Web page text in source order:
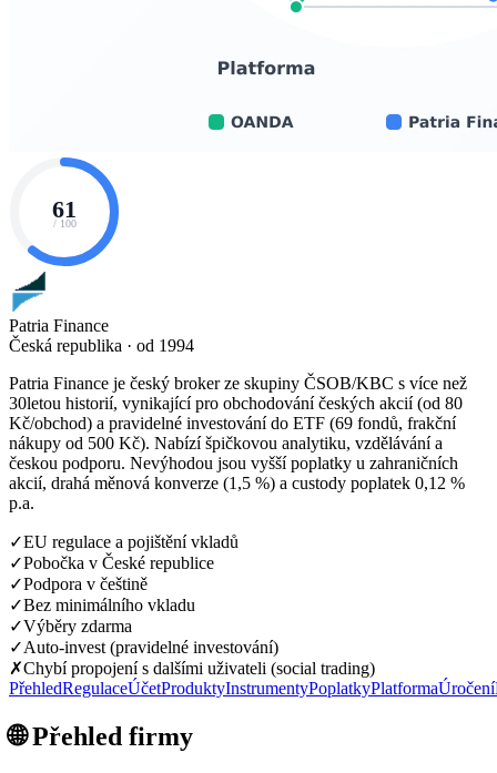
61
/ 100
Patria Finance
Česká republika · od 1994
Patria Finance je český broker ze skupiny ČSOB/KBC s více než
30letou historií, vynikající pro obchodování českých akcií (od 80
Kč/obchod) a pravidelné investování do ETF (69 fondů, frakční
nákupy od 500 Kč). Nabízí špičkovou analytiku, vzdělávání a
českou podporu. Nevýhodou jsou vyšší poplatky u zahraničních
akcií, drahá měnová konverze (1,5 %) a custody poplatek 0,12 %
p.a.
✓EU regulace a pojištění vkladů
✓Pobočka v České republice
✓Podpora v češtině
✓Bez minimálního vkladu
✓Výběry zdarma
✓Auto-invest (pravidelné investování)
✗Chybí propojení s dalšími uživateli (social trading)
PřehledRegulaceÚčetProduktyInstrumentyPoplatkyPlatformaÚročení
🌐 Přehled firmy